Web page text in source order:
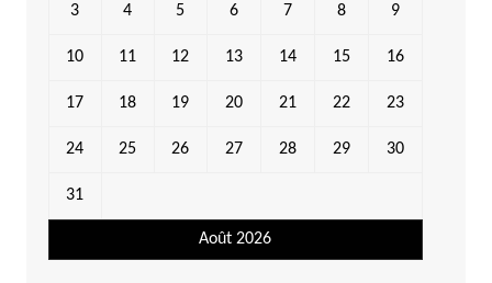
Août 2026
3 4 5 6 7 8 9
10 11 12 13 14 15 16
17 18 19 20 21 22 23
24 25 26 27 28 29 30
31